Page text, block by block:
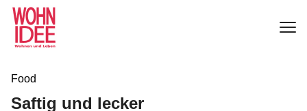
Food
Saftig und lecker